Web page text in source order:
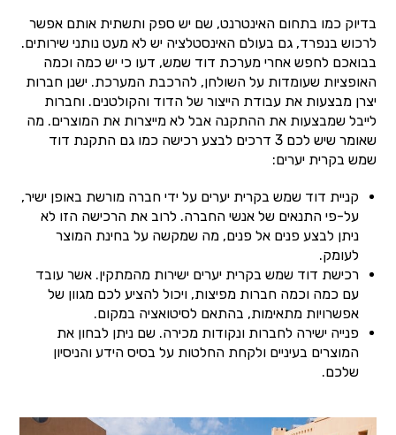
בדיוק כמו בתחום האינטרנט, שם יש ספק ותשתית אותם אפשר
לרכוש בנפרד, גם בעולם האינסטלציה יש לא מעט נותני שירותים.
בבואכם לחפש אחרי מערכת דוד שמש, דעו כי יש כמה וכמה
האופציות שעומדות על השולחן, להרכבת המערכת. ישנן חברות
יצרן מבצעות את עבודת הייצור של הדוד והקולטנים. וחברות
לייבל שמבצעות את ההתקנה אבל לא מייצרות את המוצרים. מה
שאומר שיש לכם 3 דרכים לבצע רכישה כמו גם התקנת דוד
שמש בקרית יערים:
קניית דוד שמש בקרית יערים על ידי חברה מורשת באופן ישיר,
על-פי התנאים של אנשי החברה. לרוב את הרכישה הזו לא
ניתן לבצע פנים אל פנים, מה שמקשה על בחינת המוצר
לעומק.
רכישת דוד שמש בקרית יערים ישירות מהמתקין. אשר עובד
עם כמה וכמה חברות מפיצות, ויכול להציע לכם מגוון של
אפשרויות מתאימות, בהתאם לסיטואציה במקום.
פנייה ישירה לחברות ונקודות מכירה. שם ניתן לבחון את
המוצרים בעיניים ולקחת החלטות על בסיס הידע והניסיון
שלכם.